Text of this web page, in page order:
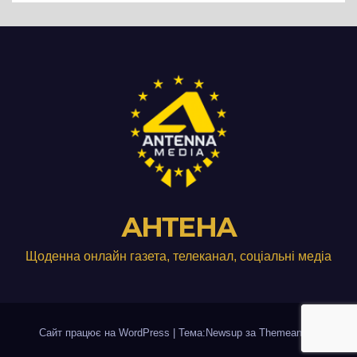
АНТЕНА
Щоденна онлайн газета, телеканал, соціальні медіа
Сайт працює на WordPress Тема:Newsup за Themeansar